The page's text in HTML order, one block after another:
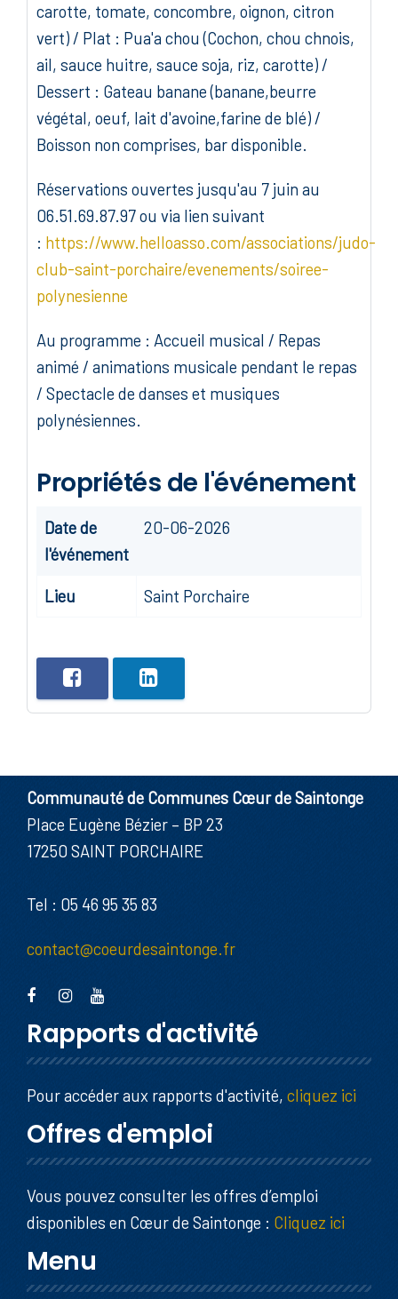
carotte, tomate, concombre, oignon, citron
vert) / Plat : Pua'a chou (Cochon, chou chnois,
ail, sauce huitre, sauce soja, riz, carotte) /
Dessert : Gateau banane (banane,beurre
végétal, oeuf, lait d'avoine,farine de blé) /
Boisson non comprises, bar disponible.
Réservations ouvertes jusqu'au 7 juin au
06.51.69.87.97 ou via lien suivant
: https://www.helloasso.com/associations/judo-
club-saint-porchaire/evenements/soiree-
polynesienne
Au programme : Accueil musical / Repas
animé / animations musicale pendant le repas
/ Spectacle de danses et musiques
polynésiennes.
Propriétés de l'événement
Date de
l'événement
20-06-2026
Lieu Saint Porchaire
Communauté de Communes Cœur de Saintonge
Place Eugène Bézier – BP 23
17250 SAINT PORCHAIRE
Tel : 05 46 95 35 83
contact@coeurdesaintonge.fr
Rapports d'activité
Pour accéder aux rapports d'activité, cliquez ici
Offres d'emploi
Vous pouvez consulter les offres d’emploi
disponibles en Cœur de Saintonge : Cliquez ici
Menu